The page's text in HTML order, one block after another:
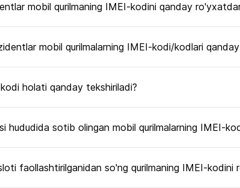
mobil qurilmaning IMEI-kodini qanday
mobil qurilmalarning IMEI-kodi/kodlari
holati qanday tekshiriladi?
hududida sotib olingan mobil qurilmalarning IMEI-
faollashtirilganidan so'ng qurilmaning IMEI-